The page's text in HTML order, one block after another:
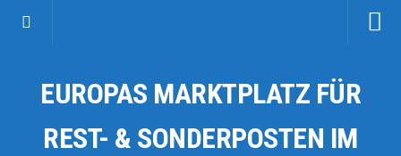
Kategorien
Auto & Motorrad
EUROPAS MARKTPLATZ FÜR
REST- & SONDERPOSTEN IM